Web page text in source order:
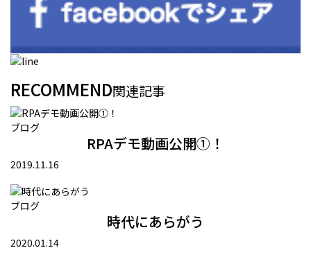
RECOMMEND関連記事
ブログ
RPAデモ動画公開①！
2019.11.16
ブログ
時代にあらがう
2020.01.14